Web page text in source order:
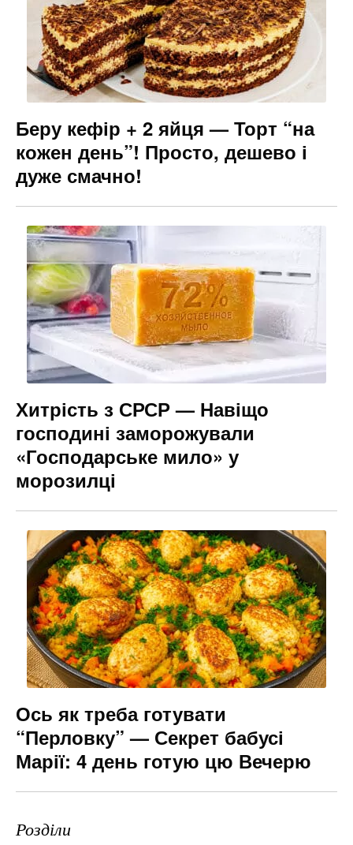
Беру кефір + 2 яйця — Торт “на
кожен день”! Просто, дешево і
дуже смачно!
Хитрість з СРСР — Навіщо
господині заморожували
«Господарське мило» у
морозилці
Ось як треба готувати
“Перловку” — Секрет бабусі
Марії: 4 день готую цю Вечерю
Розділи